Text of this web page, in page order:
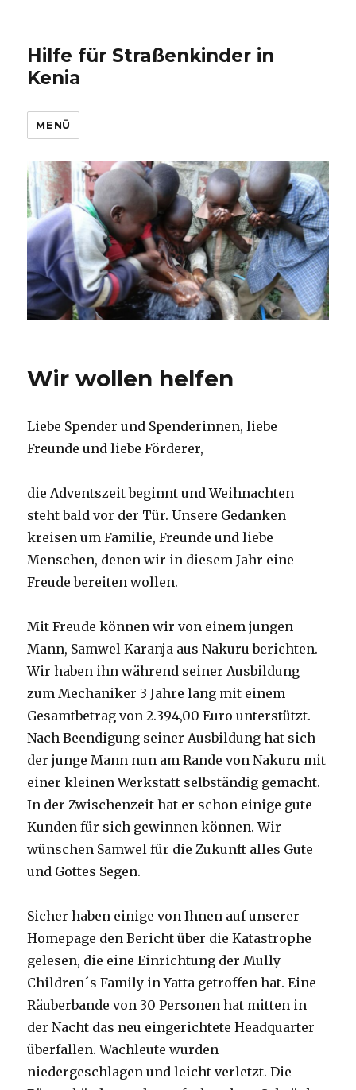
Hilfe für Straßenkinder in
Kenia
MENÜ
Wir wollen helfen
Liebe Spender und Spenderinnen, liebe
Freunde und liebe Förderer,
die Adventszeit beginnt und Weihnachten
steht bald vor der Tür. Unsere Gedanken
kreisen um Familie, Freunde und liebe
Menschen, denen wir in diesem Jahr eine
Freude bereiten wollen.
Mit Freude können wir von einem jungen
Mann, Samwel Karanja aus Nakuru berichten.
Wir haben ihn während seiner Ausbildung
zum Mechaniker 3 Jahre lang mit einem
Gesamtbetrag von 2.394,00 Euro unterstützt.
Nach Beendigung seiner Ausbildung hat sich
der junge Mann nun am Rande von Nakuru mit
einer kleinen Werkstatt selbständig gemacht.
In der Zwischenzeit hat er schon einige gute
Kunden für sich gewinnen können. Wir
wünschen Samwel für die Zukunft alles Gute
und Gottes Segen.
Sicher haben einige von Ihnen auf unserer
Homepage den Bericht über die Katastrophe
gelesen, die eine Einrichtung der Mully
Children´s Family in Yatta getroffen hat. Eine
Räuberbande von 30 Personen hat mitten in
der Nacht das neu eingerichtete Headquarter
überfallen. Wachleute wurden
niedergeschlagen und leicht verletzt. Die